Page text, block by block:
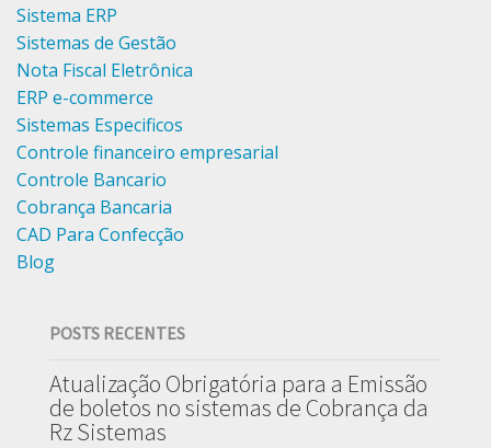
Sistema ERP
Sistemas de Gestão
Nota Fiscal Eletrônica
ERP e-commerce
Sistemas Especificos
Controle financeiro empresarial
Controle Bancario
Cobrança Bancaria
CAD Para Confecção
Blog
POSTS RECENTES
Atualização Obrigatória para a Emissão
de boletos no sistemas de Cobrança da
Rz Sistemas